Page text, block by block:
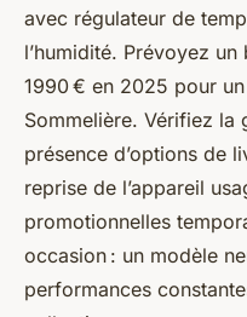
avec régulateur de
l’humidité. Prévoyez
1990 € en 2025 pour
Sommelière. Vérifiez la
présence d’options de
reprise de l’appareil
promotionnelles
occasion : un modèle
performances